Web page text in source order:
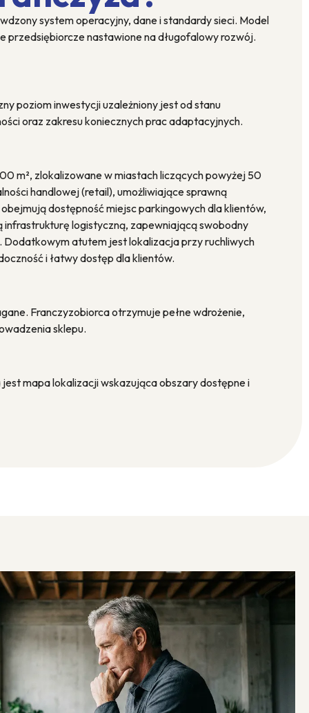
system operacyjny, dane i standardy sieci. Model
przedsiębiorcze nastawione na długofalowy rozwój.
poziom inwestycji uzależniony jest od stanu
oraz zakresu koniecznych prac adaptacyjnych.
m², zlokalizowane w miastach liczących powyżej 50
handlowej (retail), umożliwiające sprawną
dostępność miejsc parkingowych dla klientów,
logistyczną, zapewniającą swobodny
Dodatkowym atutem jest lokalizacja przy ruchliwych
i łatwy dostęp dla klientów.
Franczyzobiorca otrzymuje pełne wdrożenie,
sklepu.
mapa lokalizacji wskazująca obszary dostępne i